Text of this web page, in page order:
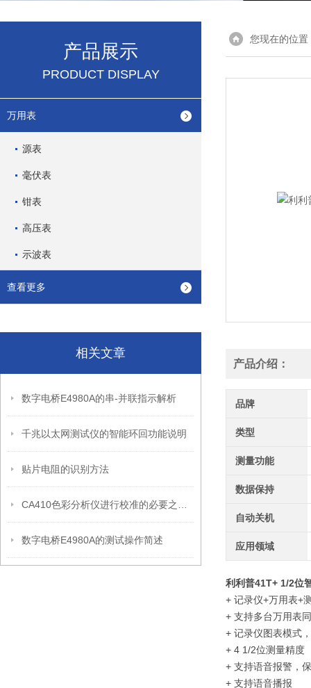
产品展示
PRODUCT DISPLAY
万用表
源表
毫伏表
钳表
高压表
示波表
查看更多
相关文章
数字电桥E4980A的串-并联指示解析
千兆以太网测试仪的智能环回功能说明
贴片电阻的识别方法
数字电桥E4980A的测试操作简述
您现在的位置
产品介绍：
品牌
类型
测量功能
数据保持
自动关机
应用领域
利利普41T+ 1/2位
+ 记录仪+万用表+
+ 支持多台万用表
+ 记录仪图表模式
+ 4 1/2位测量精度
+ 支持语音报警，
+ 支持语音播报